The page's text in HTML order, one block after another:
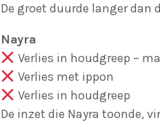
De groet duurde langer dan
Nayra
Verlies in houdgreep –
Verlies met ippon
Verlies in houdgreep
De inzet die Nayra toonde,